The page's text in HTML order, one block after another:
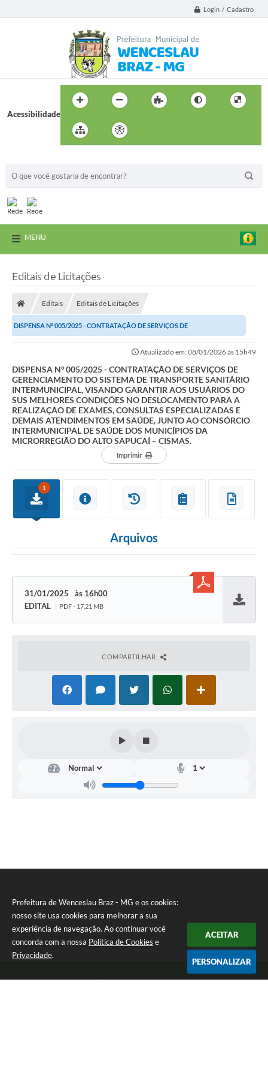
Prefeitura de Wenceslau Braz - MG e os cookies:
nosso site usa cookies para melhorar a sua
experiência de navegação. Ao continuar você
concorda com a nossa Política de Cookies e
Privacidade.
ACEITAR
PERSONALIZAR
Login / Cadastro
Acessibilidade
MENU
Editais de Licitações
Editais Editais de Licitações
DISPENSA Nº 005/2025 - CONTRATAÇÃO DE SERVIÇOS DE
Atualizado em: 08/01/2026 às 15h49
DISPENSA Nº 005/2025 - CONTRATAÇÃO DE SERVIÇOS DE
GERENCIAMENTO DO SISTEMA DE TRANSPORTE SANITÁRIO
INTERMUNICIPAL, VISANDO GARANTIR AOS USUÁRIOS DO
SUS MELHORES CONDIÇÕES NO DESLOCAMENTO PARA A
REALIZAÇÃO DE EXAMES, CONSULTAS ESPECIALIZADAS E
DEMAIS ATENDIMENTOS EM SAÚDE, JUNTO AO CONSÓRCIO
INTERMUNICIPAL DE SAÚDE DOS MUNICÍPIOS DA
MICRORREGIÃO DO ALTO SAPUCAÍ – CISMAS.
Imprimir
1
Arquivos
31/01/2025
16h00
EDITAL
PDF - 17,21 MB
COMPARTILHAR
Telefone: (35) 99971-1768